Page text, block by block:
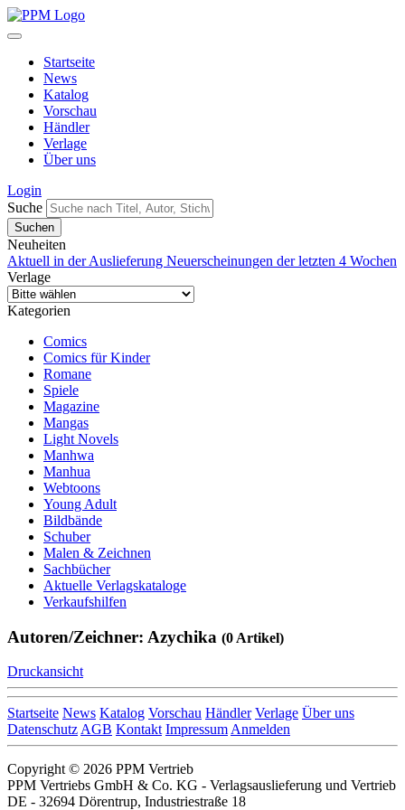
Startseite
News
Katalog
Vorschau
Händler
Verlage
Über uns
Login
Suche
Neuheiten
Aktuell in der Auslieferung Neuerscheinungen der letzten 4 Wochen
Verlage
Kategorien
Comics
Comics für Kinder
Romane
Spiele
Magazine
Mangas
Light Novels
Manhwa
Manhua
Webtoons
Young Adult
Bildbände
Schuber
Malen & Zeichnen
Sachbücher
Aktuelle Verlagskataloge
Verkaufshilfen
Autoren/Zeichner: Azychika (0 Artikel)
Druckansicht
Startseite News Katalog Vorschau Händler Verlage Über uns
DatenschutzAGB Kontakt ImpressumAnmelden
Copyright © 2026 PPM Vertrieb
PPM Vertriebs GmbH & Co. KG - Verlagsauslieferung und Vertrieb
DE - 32694 Dörentrup, Industriestraße 18